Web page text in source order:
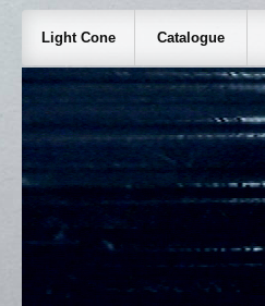
Light Cone Catalogue